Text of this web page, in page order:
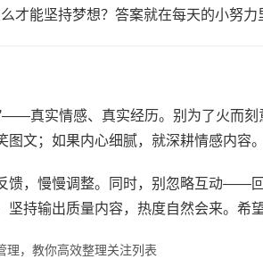
才能坚持梦想？答案就在每天的小努力
​——真实情感、真实经历。别为了火而刻
文；如果内心细腻，就深耕情感内容。
馈，慢慢调整。同时，别忽略互动——
持输出质量内容，热度自然会来。希
理，教你高效整理关注列表